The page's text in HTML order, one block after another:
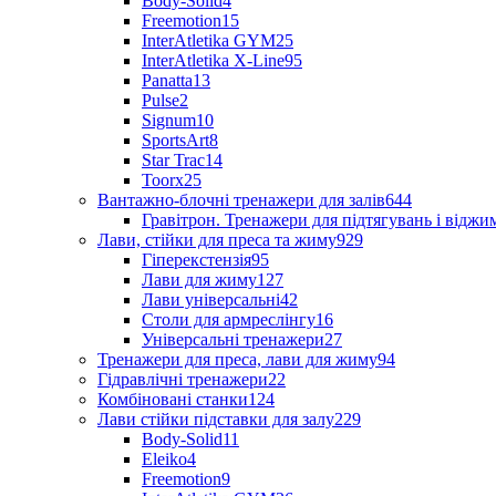
Freemotion15
InterAtletika GYM25
InterAtletika X-Line95
Panatta13
Pulse2
Signum10
SportsArt8
Star Trac14
Toorx25
Вантажно-блочні тренажери для залів644
Гравітрон. Тренажери для підтягувань і
Лави, стійки для преса та жиму929
Гіперекстензія95
Лави для жиму127
Лави універсальні42
Столи для армреслінгу16
Універсальні тренажери27
Тренажери для преса, лави для жиму94
Гідравлічні тренажери22
Комбіновані станки124
Лави стійки підставки для залу229
Body-Solid11
Eleiko4
Freemotion9